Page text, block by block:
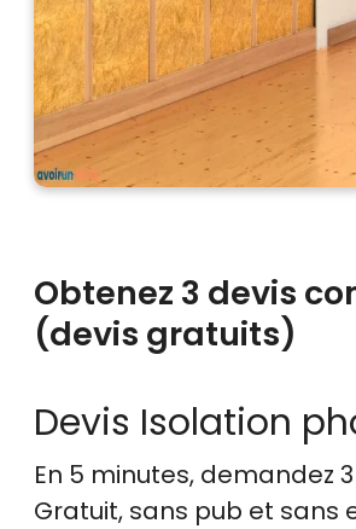
Obtenez 3 devis
(devis gratuits)
Devis Isolation
En 5 minutes, demandez
Gratuit, sans pub et sans